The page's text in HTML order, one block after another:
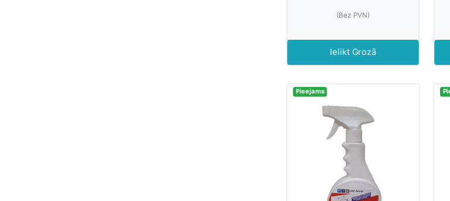
(Bez PVN)
Ielikt Grozā
Pieejams